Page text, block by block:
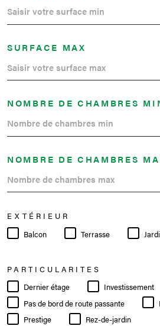
SURFACE MAX
NOMBRE DE CHAMBRES
NOMBRE DE CHAMBRES
EXTÉRIEUR
Balcon
Terrasse
PARTICULARITES
Dernier étage
Investissement
Pas de bord de route passante
Prestige
Rez-de-jardin